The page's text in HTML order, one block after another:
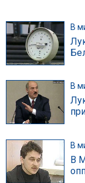
В
В
В
В